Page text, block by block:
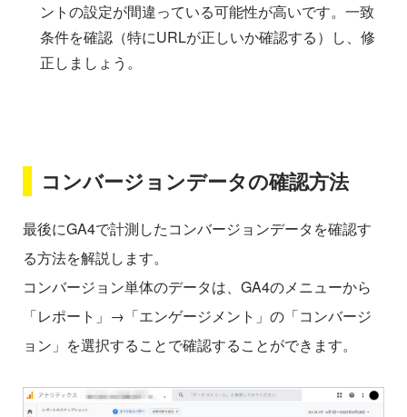
ントの設定が間違っている可能性が高いです。一致
条件を確認（特にURLが正しいか確認する）し、修
正しましょう。
コンバージョンデータの確認方法
最後にGA4で計測したコンバージョンデータを確認す
る方法を解説します。
コンバージョン単体のデータは、GA4のメニューから
「レポート」→「エンゲージメント」の「コンバージ
ョン」を選択することで確認することができます。